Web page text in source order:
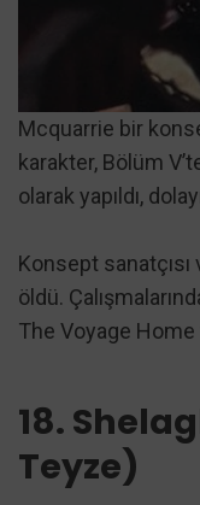
Mcquarrie bir
karakter, Bölüm
olarak yapıldı,
Konsept sanatçısı
öldü.
The Voyage Home
18.
Teyze)